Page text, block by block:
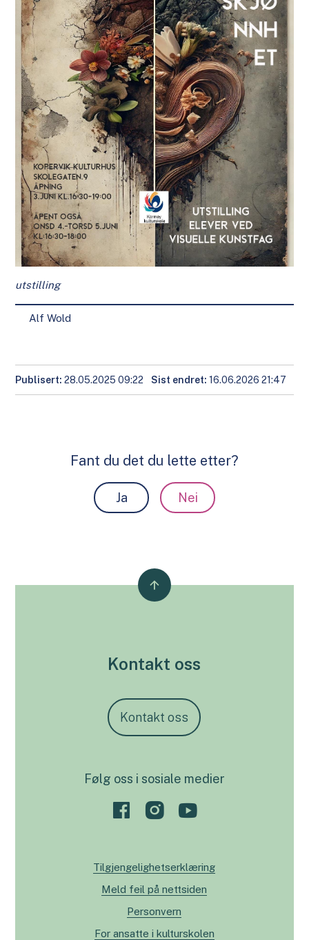
utstilling
Alf Wold
Publisert 28.05.2025 09:22 Sist endret 16.06.2026 21:47
Fant du det du lette etter?
Ja Nei
Kontakt oss
Kontakt oss
Følg oss i sosiale medier
Tilgjengelighetserklæring
Meld feil på nettsiden
Personvern
For ansatte i kulturskolen